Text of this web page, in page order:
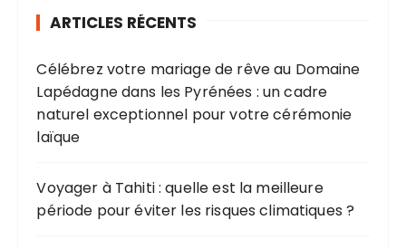
ARTICLES RÉCENTS
Célébrez votre mariage de rêve au Domaine
Lapédagne dans les Pyrénées : un cadre
naturel exceptionnel pour votre cérémonie
laïque
Voyager à Tahiti : quelle est la meilleure
période pour éviter les risques climatiques ?